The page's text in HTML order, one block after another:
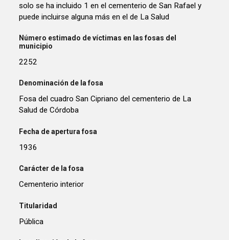
solo se ha incluido 1 en el cementerio de San Rafael y
puede incluirse alguna más en el de La Salud
Número estimado de víctimas en las fosas del
municipio
2252
Denominación de la fosa
Fosa del cuadro San Cipriano del cementerio de La
Salud de Córdoba
Fecha de apertura fosa
1936
Carácter de la fosa
Cementerio interior
Titularidad
Pública